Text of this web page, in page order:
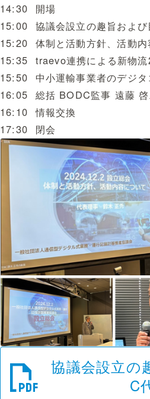
14:30 開場
15:00 協議会設立の趣旨およ
15:20 体制と活動方針、活動
15:35 traevo連携による新物
15:50 中小運輸事業者のデジ
16:05 総括 BODC監事 遠藤 啓
16:10 情報交換
17:30 閉会
協議会設立
C